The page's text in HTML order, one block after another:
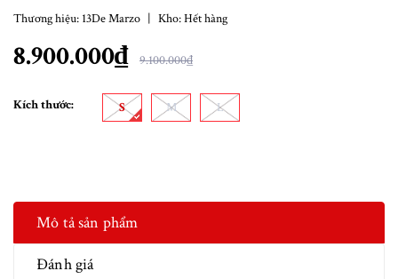
Thương hiệu: 13De Marzo | Kho:Hết hàng
8.900.000₫ 9.100.000₫
Kích thước: S M L
Mô tả sản phẩm
Đánh giá